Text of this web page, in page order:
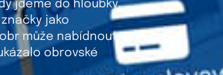
jdeme do hloubky,
jako
může nabídnout
obrovské